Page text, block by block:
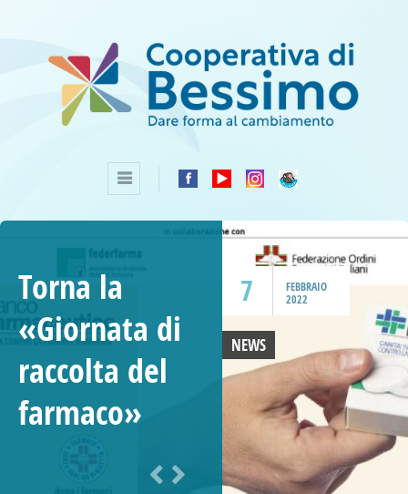
7
FEBBRAIO
2022
Torna la
«Giornata di
raccolta del
farmaco»
NEWS